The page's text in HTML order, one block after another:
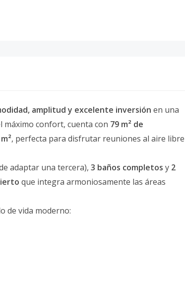
amplitud y excelente inversión en una
máximo confort, cuenta con 79 m² de
, perfecta para disfrutar reuniones al aire libre
adaptar una tercera), 3 baños completos y 2
que integra armoniosamente las áreas
de vida moderno: